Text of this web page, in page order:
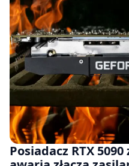
Posiadacz RTX